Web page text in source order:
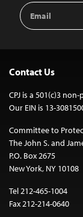
Email
Address
Contact Us
CPJ is a 501(c)3
Our EIN is 13-
Committee to
The John S. and
P.O. Box 2675
New York, NY 10108
Tel 212-465-1004
Fax 212-214-0640